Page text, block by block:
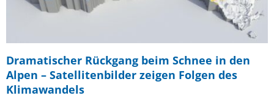
Dramatischer Rückgang beim Schnee in den
Alpen – Satellitenbilder zeigen Folgen des
Klimawandels